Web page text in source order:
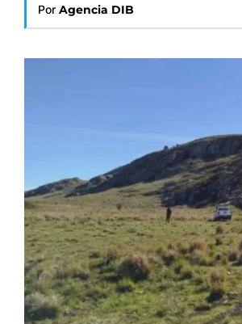
Por Agencia DIB